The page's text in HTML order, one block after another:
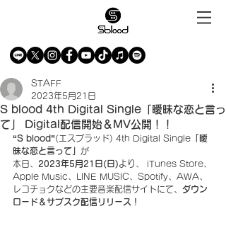
S blood 4th Digital Single「曖昧な恋と言っ
て」 Digital配信開始＆MV公開！！
STAFF
2023年5月21日
“S blood”(エスブラッド) 4th Digital Single 「曖
昧な恋と言って」 が
本日、 2023年5月21日(日)より、 iTunes Store、
Apple Music、LINE MUSIC、Spotify、AWA、
レコチョクなどの主要音楽配信サイトにて、 ダウン
ロード＆サブスク配信リリース！